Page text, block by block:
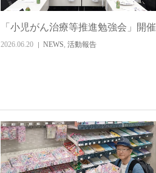
「小児がん治療等推進勉強会」開催
2026.06.20 NEWS, 活動報告